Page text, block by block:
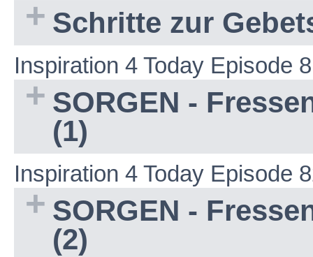
Schritte zur
Inspiration 4 Today Episode
SORGEN -
(1)
Inspiration 4 Today Episode
SORGEN -
(2)